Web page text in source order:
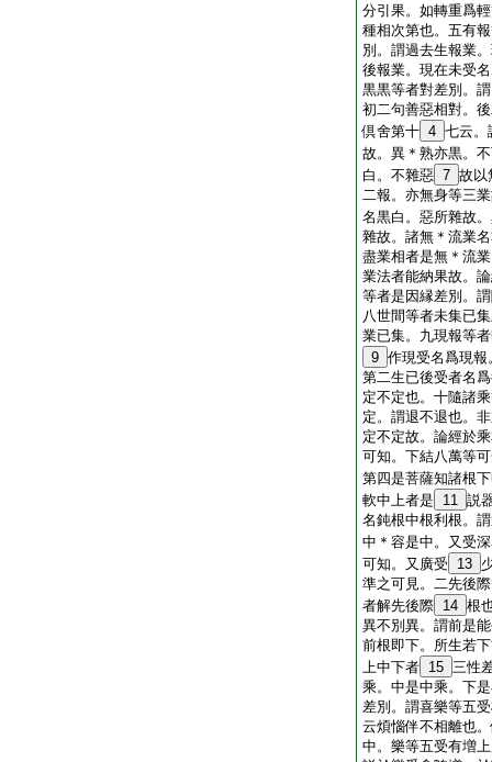
分引果。如轉重爲
種相次第也。五有
別。謂過去生報業
後報業。現在未受
黒黒等者對差別。
初二句善惡相對。
倶舍第十 4 七云。
故。異＊熟亦黒。
白。不雜惡 7 故以
二報。亦無身等三
名黒白。惡所雜故
雜故。諸無＊流業
盡業相者是無＊流
業法者能納果故。
等者是因縁差別。
八世間等者未集已
業已集。九現報等
9 作現受名爲現
第二生已後受者名
定不定也。十隨諸
定。謂退不退也。
定不定故。論經於
可知。下結八萬等
第四是菩薩知諸根
軟中上者是
11 説
名鈍根中根利根。
中＊容是中。又受
可知。又廣受
13
準之可見。二先後
者解先後際 14 根
異不別異。謂前是
前根即下。所生若
上中下者 15 三性
乘。中是中乘。下
差別。謂喜樂等五
云煩惱伴不相離也
中。樂等五受有増